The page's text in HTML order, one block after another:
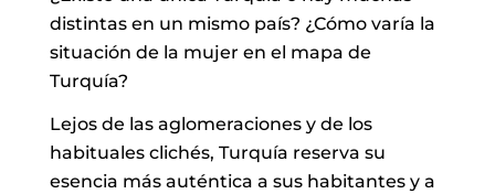
distintas en un mismo país? ¿Cómo varía la
situación de la mujer en el mapa de
Turquía?
Lejos de las aglomeraciones y de los
habituales clichés, Turquía reserva su
esencia más auténtica a sus habitantes y a